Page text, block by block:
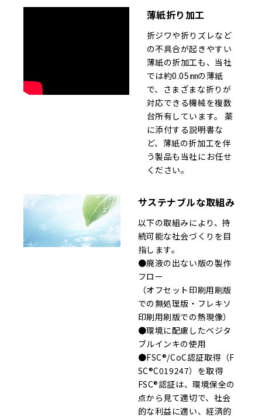
薄紙折り加工
折ジワや折りズレなど
の不具合が起きやすい
薄紙の折加工も、当社
では約0.05㎜の薄紙
で、さまざまな折りが
対応できる機械を複数
台所有しています。 薬
に添付する説明書な
ど、薄紙の折加工を伴
う製品も当社にお任せ
ください。
サステナブルな取組み
以下の取組みにより、持
続可能な社会づくりを目
指します。
●廃液の出ない版の製作
フロー
（オフセット印刷用刷版
での無処理版・フレキソ
印刷用刷版での熱現像）
●環境に配慮したベジタ
ブルインキの使用
●FSC®/CoC認証取得（F
SC®C019247）を取得
FSC®認証は、環境保全の
点から見て適切で、社会
的な利益に適い、経済的